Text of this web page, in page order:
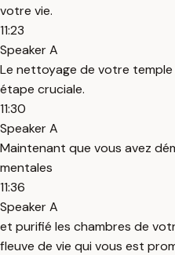
votre vie.
11:23
Speaker A
Le nettoyage de votre
étape cruciale.
11:30
Speaker A
Maintenant que vous avez
mentales
11:36
Speaker A
et purifié les chambres de
fleuve de vie qui vous est